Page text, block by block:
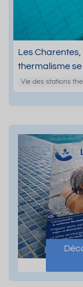
Les
thermalisme
Vie des stations